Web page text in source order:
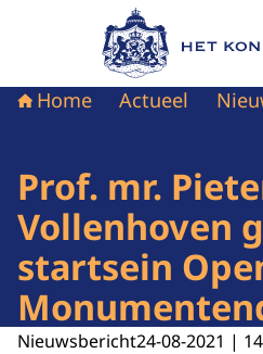
Naar de
Home Actueel
Prof. mr.
Vollenhoven
startsein
Nieuwsbericht24-08-2021 |